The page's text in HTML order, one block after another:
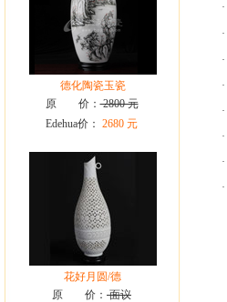
德化陶瓷玉瓷
原 价：2800 元
Edehua价： 2680 元
花好月圆/德
原 价： 面议
·
·
·
·
·
·
·
·